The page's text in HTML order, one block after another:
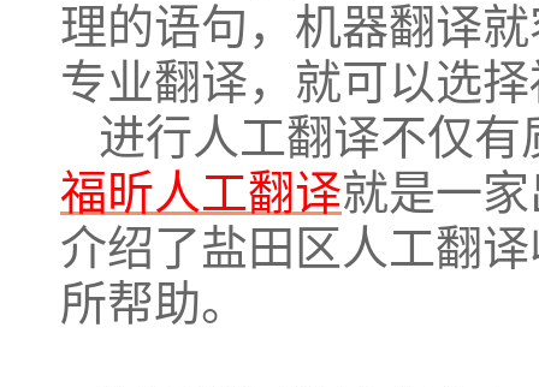
理的语句，机器翻译
专业翻译，就可以选
进行人工翻译不仅
福昕人工翻译就是一
介绍了盐田区人工翻
所帮助。